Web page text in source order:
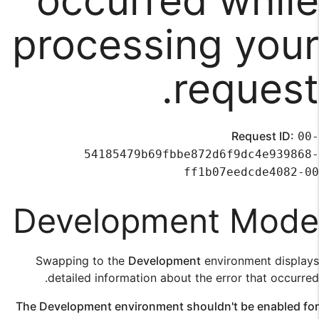
processing your
request.
Request ID: 00-
54185479b69fbbe872d6f9dc4e939868-
ff1b07eedcde4082-00
Development Mode
Swapping to the Development environment displays
detailed information about the error that occurred.
The Development environment shouldn't be enabled for